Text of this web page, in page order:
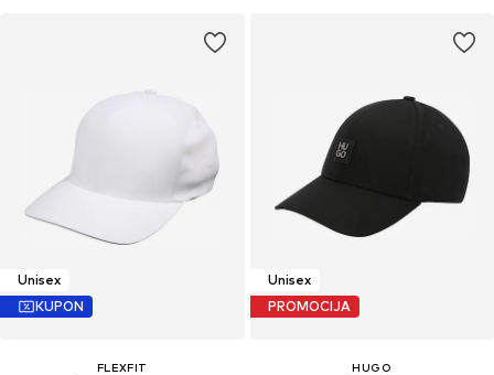
Unisex
KUPON
FLEXFIT
Unisex
PROMOCIJA
HUGO